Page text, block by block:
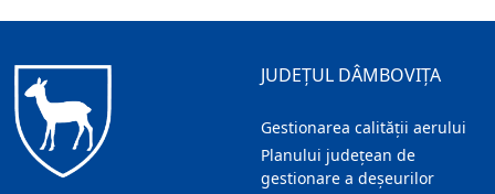
JUDEȚUL DÂMBOVIȚA
Gestionarea calității aerului
Planului județean de
gestionare a deșeurilor